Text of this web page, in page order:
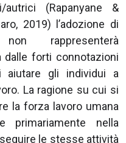
(Rapanyane &
2019) l’adozione di
rappresenterà
dalle forti connotazioni
aiutare gli individui a
La ragione su cui si
la forza lavoro umana
primariamente nella
le stesse attività